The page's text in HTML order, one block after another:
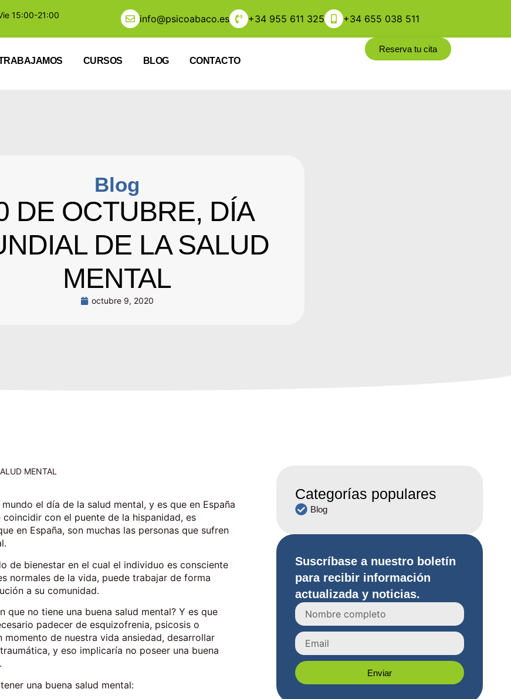
15:00-21:00 info@psicoabaco.es +34 955 611 325 +34 655 038 511
CURSOS BLOG CONTACTO
Reserva tu cita
Blog
DE OCTUBRE, DÍA
DE LA SALUD
MENTAL
octubre 9, 2020
MENTAL
el día de la salud mental, y es que en España
con el puente de la hispanidad, es
en España, son muchas las personas que sufren
de bienestar en el cual el individuo es consciente
normales de la vida, puede trabajar de forma
a su comunidad.
que no tiene una buena salud mental? Y es que
padecer de esquizofrenia, psicosis o
de nuestra vida ansiedad, desarrollar
y eso implicaría no poseer una buena
una buena salud mental:
Categorías populares
Blog
Suscríbase a nuestro boletín
para recibir información
actualizada y noticias.
Enviar